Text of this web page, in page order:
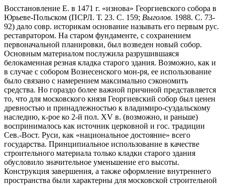
Восстановление Е. в 1471 г. «изнова» Георгиевского собора в
Юрьеве-Польском (ПСРЛ. Т. 23. С. 159; Выголов. 1988. С. 73-
92) дало совр. историкам основание называть его первым рус.
реставратором. На старом фундаменте, с сохранением
первоначальной планировки, был возведен новый собор.
Основным материалом послужила разрушившаяся
белокаменная резная кладка старого здания. Возможно, как и
в случае с собором Вознесенского мон-ря, ее использование
было связано с намерением максимально сэкономить
средства. Но гораздо более важной причиной представляется
то, что для московского князя Георгиевский собор был ценен
древностью и принадлежностью к владимиро-суздальскому
наследию, к-рое ко 2-й пол. XV в. (возможно, и раньше)
воспринималось как источник церковной и гос. традиции
Сев.-Вост. Руси, как «национальное достояние» всего
государства. Принципиальное использование в качестве
строительного материала только кладки старого здания
обусловило значительное уменьшение его высоты.
Конструкция завершения, а также оформление внутреннего
пространства были характерны для московской строительной